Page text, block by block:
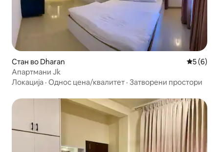
Стан во Dharan
5 (6)
Апартмани Jk
Локација · Однос цена/квалитет · Затворени простори